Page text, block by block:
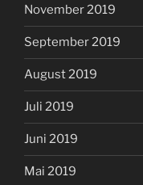
November 2019
September 2019
August 2019
Juli 2019
Juni 2019
Mai 2019